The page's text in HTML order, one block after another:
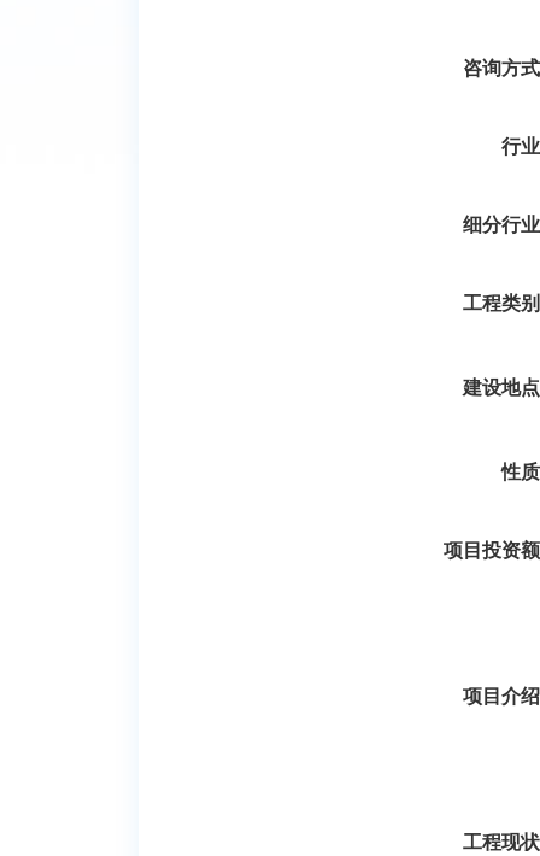
咨询方
行
细分行
工程类
建设地
性
项目投资
项目介
工程现